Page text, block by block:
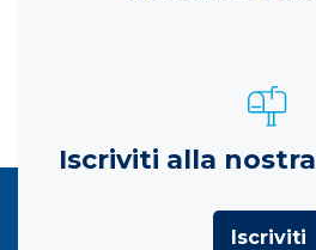
Iscriviti alla
Iscriviti